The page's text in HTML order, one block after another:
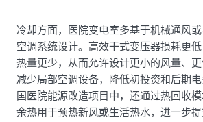
冷却方面，医院变电室多基于机械通风
空调系统设计。高效干式变压器损耗更
热量更少，从而允许设计更小的风量、
减少局部空调设备，降低初投资和后期
国医院能源改造项目中，还通过热回收
余热用于预热新风或生活热水，进一步